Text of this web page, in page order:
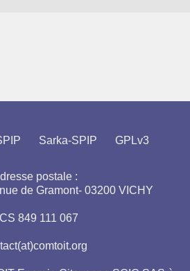
Sarka-SPIP GPLv3
postale :
de Gramont- 03200 VICHY
849 111 067